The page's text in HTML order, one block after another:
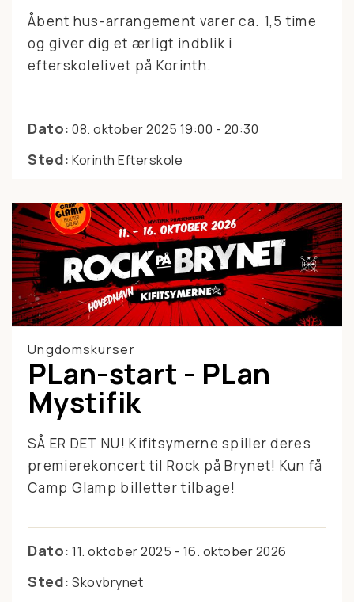
Åbent hus-arrangement varer ca. 1,5 time
og giver dig et ærligt indblik i
efterskolelivet på Korinth.
Dato: 08. oktober 2025 19:00 - 20:30
Sted: Korinth Efterskole
Ungdomskurser
PLan-start - PLan
Mystifik
SÅ ER DET NU! Kifitsymerne spiller deres
premierekoncert til Rock på Brynet! Kun få
Camp Glamp billetter tilbage!
Dato: 11. oktober 2025 - 16. oktober 2026
Sted: Skovbrynet